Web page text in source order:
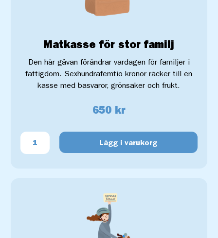
Matkasse för stor familj
Den här gåvan förändrar vardagen för familjer i
fattigdom. Sexhundrafemtio kronor räcker till en
kasse med basvaror, grönsaker och frukt.
650 kr
Lägg i varukorg